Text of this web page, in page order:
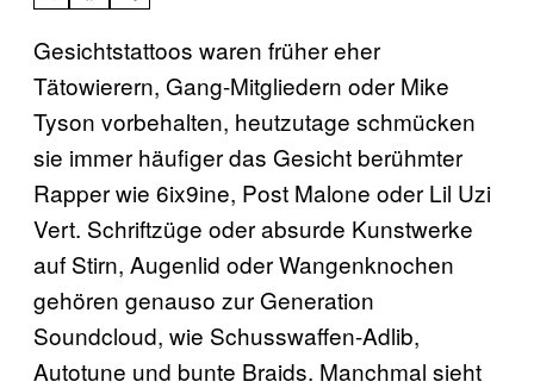
Gesichtstattoos waren früher eher
Tätowierern, Gang-Mitgliedern oder Mike
Tyson vorbehalten, heutzutage schmücken
sie immer häufiger das Gesicht berühmter
Rapper wie 6ix9ine, Post Malone oder Lil Uzi
Vert. Schriftzüge oder absurde Kunstwerke
auf Stirn, Augenlid oder Wangenknochen
gehören genauso zur Generation
Soundcloud, wie Schusswaffen-Adlib,
Autotune und bunte Braids. Manchmal sieht